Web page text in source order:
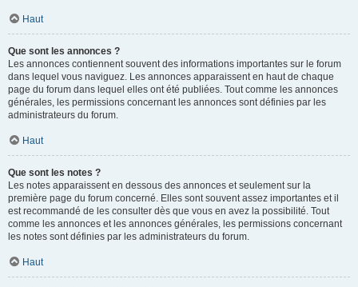
Haut
Que sont les annonces ?
Les annonces contiennent souvent des informations importantes sur le forum
dans lequel vous naviguez. Les annonces apparaissent en haut de chaque
page du forum dans lequel elles ont été publiées. Tout comme les annonces
générales, les permissions concernant les annonces sont définies par les
administrateurs du forum.
Haut
Que sont les notes ?
Les notes apparaissent en dessous des annonces et seulement sur la
première page du forum concerné. Elles sont souvent assez importantes et il
est recommandé de les consulter dès que vous en avez la possibilité. Tout
comme les annonces et les annonces générales, les permissions concernant
les notes sont définies par les administrateurs du forum.
Haut